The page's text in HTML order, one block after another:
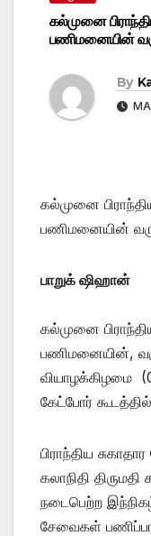
கல்முனை
பணிமனையின்
By
கல்முனை
பணிமனையின்
பாறுக் ஷிஹான்
கல்முனை
பணிமனையின்,
வியாழக்கிழமை
கேட்போர்
பிராந்திய
கலாநிதி
நடைபெற்ற
சேவைகள்